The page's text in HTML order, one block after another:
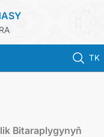
TK
Bitaraplygynyň